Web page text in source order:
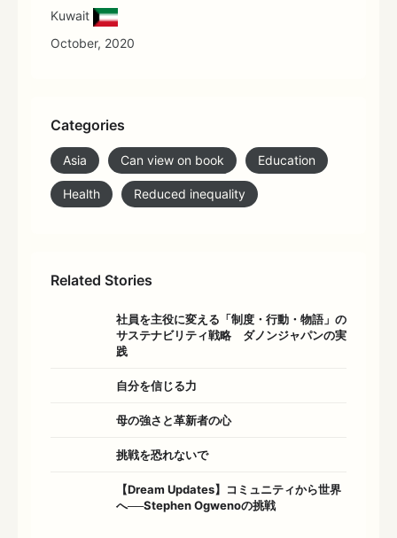
Kuwait
October, 2020
Categories
Asia Can view on book Education
Health Reduced inequality
Related Stories
社員を主役に変える「制度・行動・物語」の
サステナビリティ戦略 ダノンジャパンの実
践
自分を信じる力
母の強さと革新者の心
挑戦を恐れないで
【Dream Updates】コミュニティから世界
へ──Stephen Ogwenoの挑戦